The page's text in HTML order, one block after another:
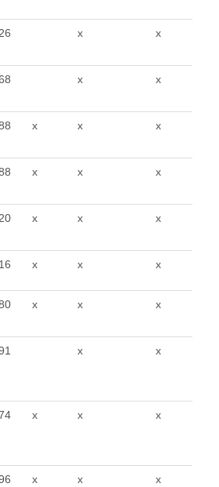
x x
x x
x x x
x x x
x x x
x x x
x x x
x x
x x x
x x x